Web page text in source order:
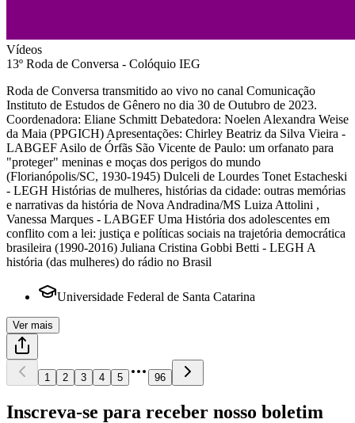
Vídeos
13º Roda de Conversa - Colóquio IEG
Roda de Conversa transmitido ao vivo no canal Comunicação
Instituto de Estudos de Gênero no dia 30 de Outubro de 2023.
Coordenadora: Eliane Schmitt Debatedora: Noelen Alexandra Weise
da Maia (PPGICH) Apresentações: Chirley Beatriz da Silva Vieira -
LABGEF Asilo de Órfãs São Vicente de Paulo: um orfanato para
"proteger" meninas e moças dos perigos do mundo
(Florianópolis/SC, 1930-1945) Dulceli de Lourdes Tonet Estacheski
- LEGH Histórias de mulheres, histórias da cidade: outras memórias
e narrativas da história de Nova Andradina/MS Luiza Attolini ,
Vanessa Marques - LABGEF Uma História dos adolescentes em
conflito com a lei: justiça e políticas sociais na trajetória democrática
brasileira (1990-2016) Juliana Cristina Gobbi Betti - LEGH A
história (das mulheres) do rádio no Brasil
Universidade Federal de Santa Catarina
Ver mais
1 2 3 4 5 96
Inscreva-se para receber nosso boletim